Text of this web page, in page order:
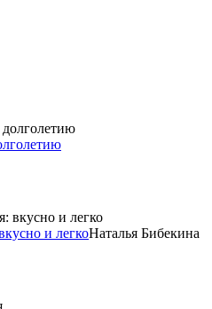
и легкоНаталья Бибекина